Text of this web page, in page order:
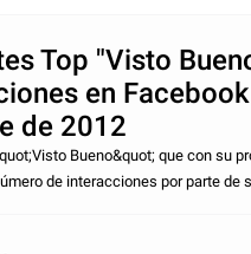
Top "Visto
en
de 2012
Bueno&quot; que con su
de interacciones por parte de